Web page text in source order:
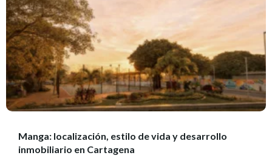
Manga: localización, estilo de vida y desarrollo
inmobiliario en Cartagena